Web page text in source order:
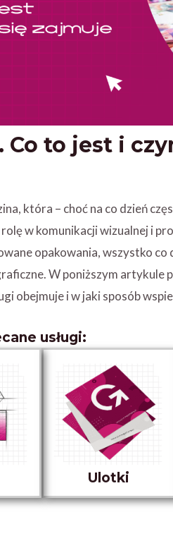
Co to jest i
która – choć na co dzień
w komunikacji wizualnej i
opakowania, wszystko co
W poniższym artykule
obejmuje i w jaki sposób
usługi:
Ulotki